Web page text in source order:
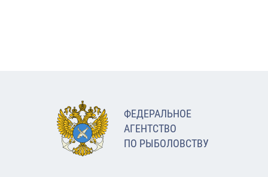
ФЕДЕРАЛЬНОЕ
АГЕНТСТВО
ПО РЫБОЛОВСТВУ